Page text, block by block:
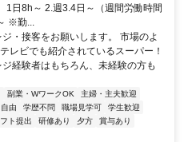
1日8h～ 2.週3.4日～（週間労働時間
※勤...
・接客をお願いします。 市場のよ
レビでも紹介されているスーパー！
経験者はもちろん、未経験の方も
副業・WワークOK
主婦・主夫歓迎
由 学歴不問 職場見学可
学生歓迎
ト提出 研修あり 夕方
賞与あり